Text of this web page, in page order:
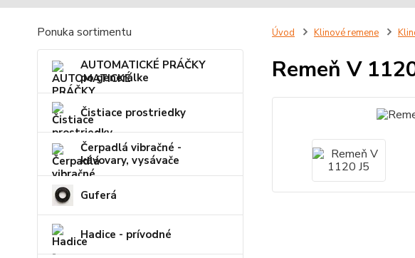
Ponuka sortimentu
AUTOMATICKÉ PRÁČKY
po generálke
Čistiace prostriedky
Čerpadlá vibračné -
kávovary, vysávače
Guferá
Hadice - prívodné
Úvod Klinové remene
Remeň V